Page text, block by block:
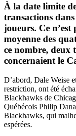
À la date limite
transactions
joueurs. Ce n’est
moyenne des
ce nombre, deux
concernaient le
D’abord, Dale Weise
restriction, ont été
Blackhawks de
Québécois Philip
Blackhawks, qui
espérées.